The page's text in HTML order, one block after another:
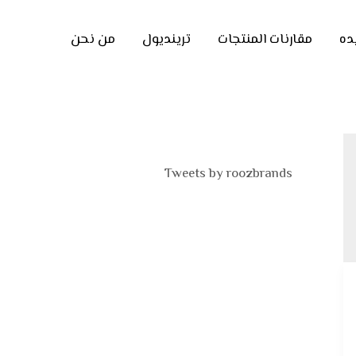
مقارنات المنتجات ترينديول من نحن
Tweets by roozbrands